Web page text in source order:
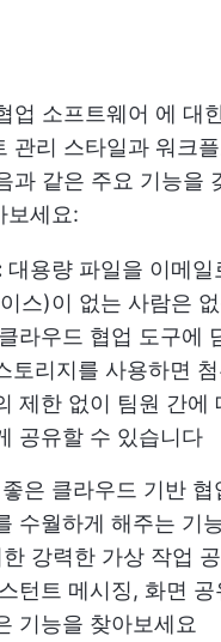
업 소프트웨어 에 대
관리 스타일과 워크
과 같은 주요 기능을
보세요:
대용량 파일을 이메
스)이 없는 사람은
라우드 협업 도구에
토리지를 사용하면
제한 없이 팀원 간에
공유할 수 있습니다
좋은 클라우드 기반 협
수월하게 해주는 기
강력한 가상 작업
턴트 메시징, 화면 공
기능을 찾아보세요